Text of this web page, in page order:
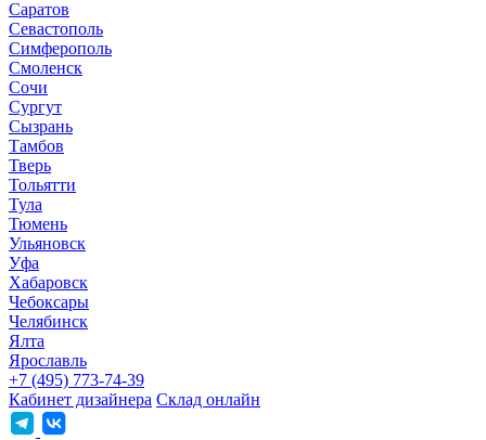
Саратов
Севастополь
Симферополь
Смоленск
Сочи
Сургут
Сызрань
Тамбов
Тверь
Тольятти
Тула
Тюмень
Ульяновск
Уфа
Хабаровск
Чебоксары
Челябинск
Ялта
Ярославль
+7 (495) 773-74-39
Кабинет дизайнера Склад онлайн